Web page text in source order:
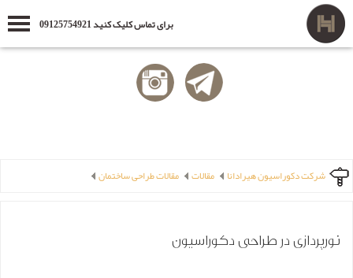
برای تماس کلیک کنید 09125754921
شرکت دکوراسیون هیرادانا مقالات مقالات طراحی ساختمان
نورپردازی در طراحی دکوراسیون